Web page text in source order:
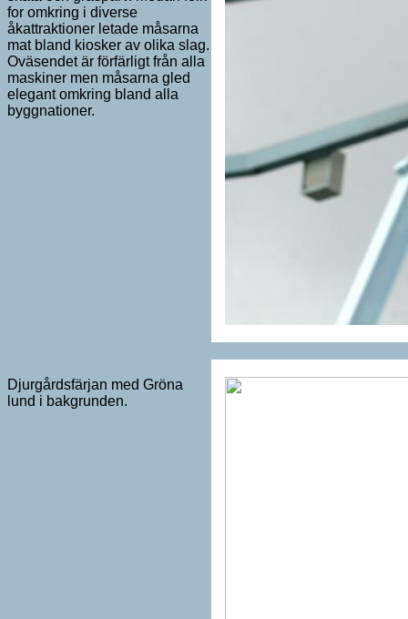
for omkring i diverse
åkattraktioner letade måsarna
mat bland kiosker av olika slag.
Oväsendet är förfärligt från alla
maskiner men måsarna gled
elegant omkring bland alla
byggnationer.
Djurgårdsfärjan med Gröna
lund i bakgrunden.